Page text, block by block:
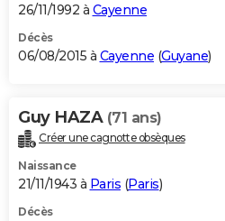
26/11/1992 à Cayenne
Décès
06/08/2015 à Cayenne (Guyane)
Guy HAZA (71 ans)
Créer une cagnotte obsèques
Naissance
21/11/1943 à Paris (Paris)
Décès